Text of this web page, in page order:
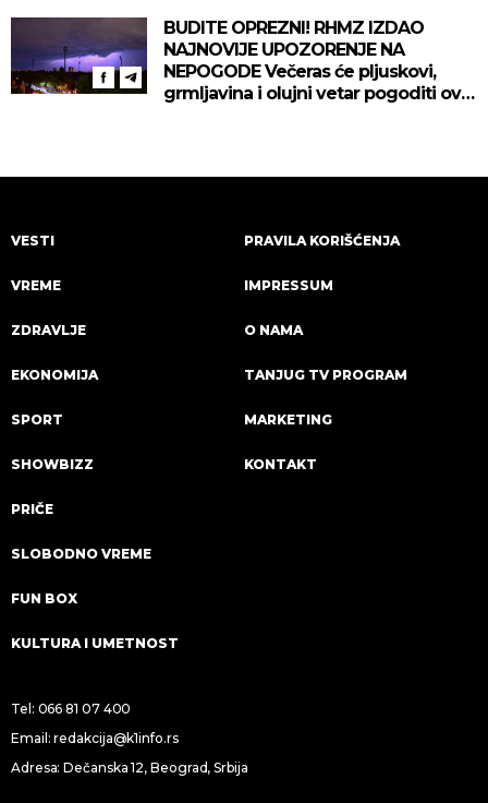
BUDITE OPREZNI! RHMZ IZDAO
NAJNOVIJE UPOZORENJE NA
NEPOGODE Večeras će pljuskovi,
grmljavina i olujni vetar pogoditi ove
VESTI
VREME
ZDRAVLJE
EKONOMIJA
SPORT
SHOWBIZZ
PRIČE
SLOBODNO VREME
FUN BOX
KULTURA I UMETNOST
PRAVILA KORIŠĆENJA
IMPRESSUM
O NAMA
TANJUG TV PROGRAM
MARKETING
KONTAKT
Tel: 066 81 07 400
Email:redakcija@k1info.rs
Adresa: Dečanska 12, Beograd, Srbija